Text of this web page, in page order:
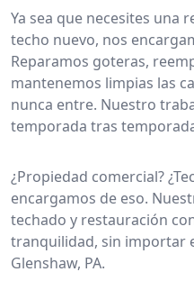
Ya sea que necesites una
techo nuevo, nos
Reparamos goteras,
mantenemos limpias las
nunca entre. Nuestro
temporada tras
¿Propiedad comercial?
encargamos de eso.
techado y restauración
tranquilidad, sin importar
Glenshaw, PA.